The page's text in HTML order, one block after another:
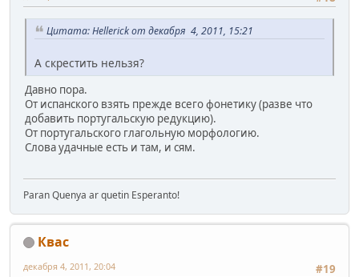
Цитата: Hellerick от декабря 4, 2011, 15:21
А скрестить нельзя?
Давно пора.
От испанского взять прежде всего фонетику (разве что
добавить португальскую редукцию).
От португальского глагольную морфологию.
Слова удачные есть и там, и сям.
Paran Quenya ar quetin Esperanto!
Квас
#19
декабря 4, 2011, 20:04